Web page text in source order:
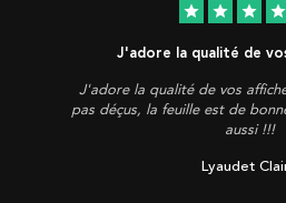
star star star star
J'adore la qualité de
J'adore la qualité de vos
pas déçus, la feuille est de
aussi !!!
Lyaudet